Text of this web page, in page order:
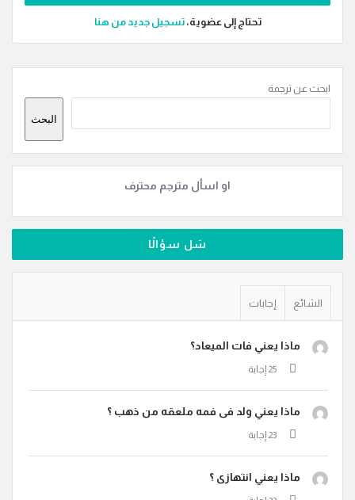
تحتاج إلى عضوية،‫تسجيل جديد من هنا
الجانبية
ابحث عن ترجمة
البحث
او اسأل مترجم محترف
سَل سؤالًا
الشائع إجابات
ماذا يعني فات الميعاد؟
ماذا يعني ولد فى فمه ملعقه من ذهب ؟
ماذا يعني انتهازى ؟